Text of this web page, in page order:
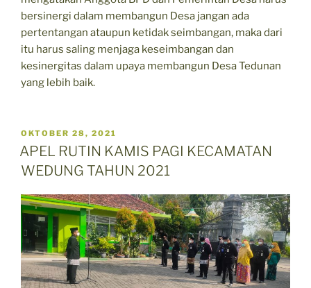
bersinergi dalam membangun Desa jangan ada
pertentangan ataupun ketidak seimbangan, maka dari
itu harus saling menjaga keseimbangan dan
kesinergitas dalam upaya membangun Desa Tedunan
yang lebih baik.
POSTED
ON
OKTOBER 28, 2021
APEL RUTIN KAMIS PAGI KECAMATAN
WEDUNG TAHUN 2021